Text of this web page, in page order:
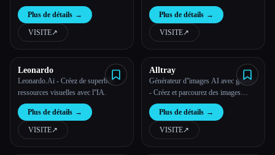
Plus de détails →
VISITE↗︎
Plus de détails →
VISITE↗︎
Leonardo
Leonardo.Ai - Créez de superbes
ressources visuelles avec l''IA.
Plus de détails →
VISITE↗︎
Alltray
Générateur d''images AI avec galerie
- Créez et parcourez des images
uniques et personnalisées avec
l''intelligence artificielle
Plus de détails →
VISITE↗︎